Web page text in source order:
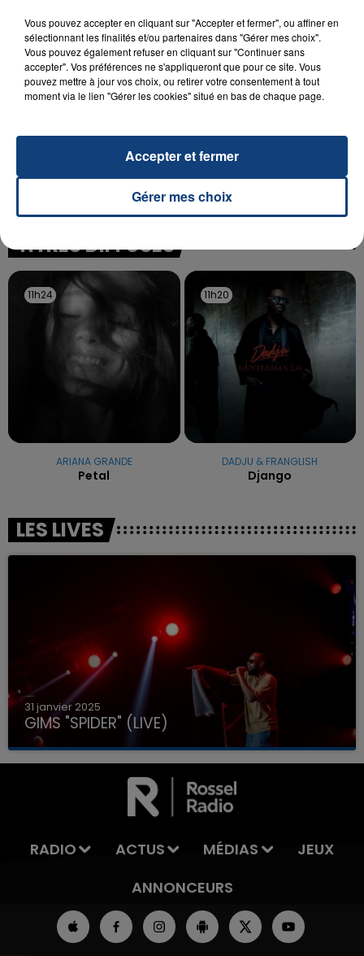
d'un liquide inflammable.
20 juillet 2026
UNE ADOLESCENTE DEVANT SE FAIRE
La famille a porté plainte contre la clinique qui a
reconnu sa responsabilité et présenté ses
TITRES DIFFUSÉS
11h24
11h24
ARIANA GRANDE
Petal
11h20
11h20
DADJU & FRANGLISH
Django
LES LIVES
31 janvier 2025
GIMS "SPIDER" (LIVE)
RADIO ACTUS MÉDIAS
JEUX
ANNONCEURS
Vous pouvez accepter en cliquant sur "Accepter et fermer", ou affiner en
sélectionnant les finalités et/ou partenaires dans "Gérer mes choix".
Vous pouvez également refuser en cliquant sur "Continuer sans
accepter". Vos préférences ne s'appliqueront que pour ce site. Vous
pouvez mettre à jour vos choix, ou retirer votre consentement à tout
moment via le lien "Gérer les cookies" situé en bas de chaque page.
Gérer mes choix
Accepter et fermer